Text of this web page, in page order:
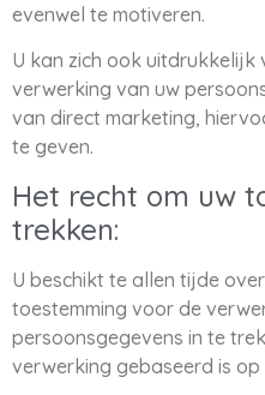
evenwel te motiveren.
U kan zich ook uitdrukkelijk
verwerking van uw
van direct marketing,
te geven.
Het recht om uw
trekken:
U beschikt te allen tijde
toestemming voor de
persoonsgegevens in te
verwerking gebaseerd is op